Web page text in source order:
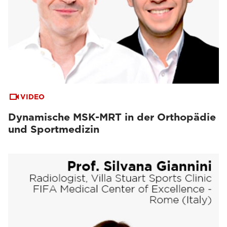
VIDEO
Dynamische MSK-MRT in der Orthopädie
und Sportmedizin